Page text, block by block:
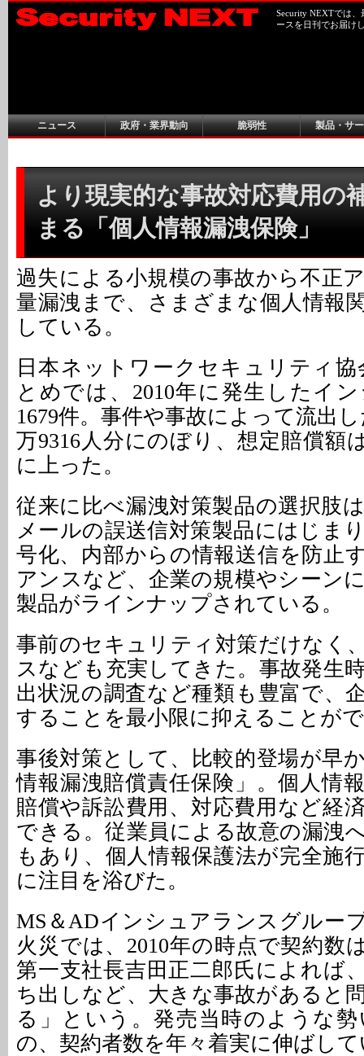
Security NEXTでは
ースを日刊でお届け
ニュース 政府・業界動向 脆弱性 製品・サ
より現実的な事故対応費用の
まる「個人情報漏洩保険」
過失による小規模の事故から不正
量漏洩まで、さまざまな個人情報
している。
日本ネットワークセキュリティ協
とめでは、2010年に発生したイ
1679件。事件や事故によって流出
万9316人分にのぼり、想定賠償額
に上った。
従来に比べ漏洩対策製品の選択肢
メールの誤送信対策製品にはじま
号化、内部からの情報送信を防止
アンスなど、企業の規模やシーン
製品がラインナップされている。
事前のセキュリティ対策だけなく
スなども充実してきた。事故発生
出状況の調査など種類も豊富で、
することを最小限に抑えることが
事後対策として、比較的登場が早
情報漏洩賠償責任保険」。個人情
賠償や訴訟費用、対応費用など経
できる。従業員による故意の漏洩
もあり、個人情報保護法が完全施
に注目を浴びた。
MS＆ADインシュアランスグルー
火災では、2010年の時点で契約数
第一支社長吉田正二郎氏によれば
ち出しなど、大きな事故があると
る」という。発売当時のような
の、契約者数を年々着実に伸ばし